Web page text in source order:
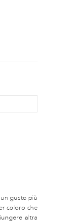
gusto più
coloro che
altra